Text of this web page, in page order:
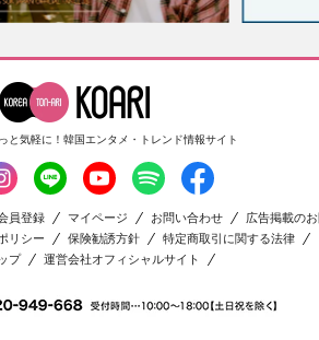
と気軽に！ 韓国エンタメ・トレンド情報サイト
員登録 マイページ お問い合わせ
広告掲載の
リシー 保険勧誘方針
特定商取引に関する法律
プ
運営会社オフィシャルサイト